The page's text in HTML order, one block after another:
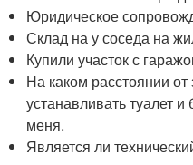
Юридическое
Склад на у соседа на
Купили участок с
На каком расстоянии
устанавливать туалет
меня.
Является ли